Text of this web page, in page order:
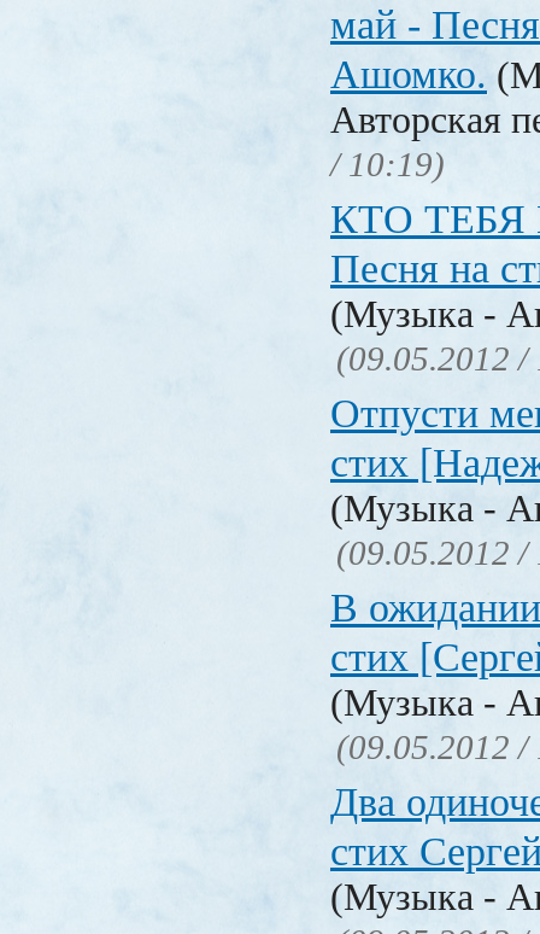
май -
Ашомко.
Авторская
/ 10:19)
КТО
Песня на
(Музыка -
(09.05.2012 /
Отпусти
стих
(Музыка -
(09.05.2012 /
В
стих
(Музыка -
(09.05.2012 /
Два
стих
(Музыка -